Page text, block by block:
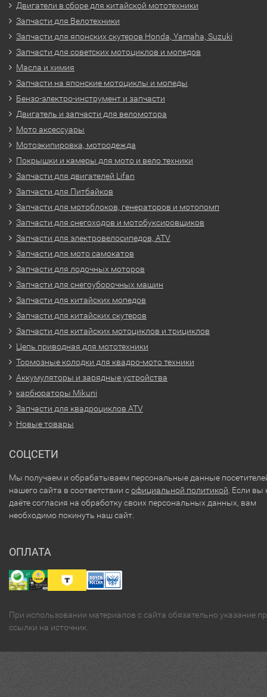
Двигатели в сборе для китайской мототехники
Запчасти для Велотехники
Запчасти для японских скутеров Honda, Yamaha, Suzuki
Запчасти для советских мотоциклов и мопедов
Масла и химия
Запчасти на японские мотоциклы и мопеды
Бензо-электро-инструмент и запчасти
Двигатель и запчасти для веломотора
Мото аксессуары
Мотоэкипировка, мотоодежда
Покрышки и камеры для мото и вело техники
Запчасти для двигателей Lifan
Запчасти для Питбайков
Запчасти для мотоблоков, генераторов и мотопомп
Запчасти для снегоходов и мотобуксировщиков
Запчасти для электровелосипедов, ATV
Запчасти для мото самокатов
Запчасти для лодочных моторов
Запчасти для снегоуборочных машин
Запчасти для китайских мопедов
Запчасти для китайских скутеров
Запчасти для китайских мотоциклов и трициклов
Цепь приводная для мототехники
Тормозные колодки для квадро-мото техники
Аккумуляторы и зарядные устройства
карбюраторы Mikuni
Запчасти для квадроциклов ATV
Новые товары
СОЦСЕТИ
Мы получаем и обрабатываем персональные данные
нашего сайта в соответствии софициальной политикой. Если вы
даёте согласия на обработку своих персональных данных, вам
необходимо покинуть наш сайт.
ОПЛАТА
При использовании материалов с сайта обязательно указание
ссылки на источник.